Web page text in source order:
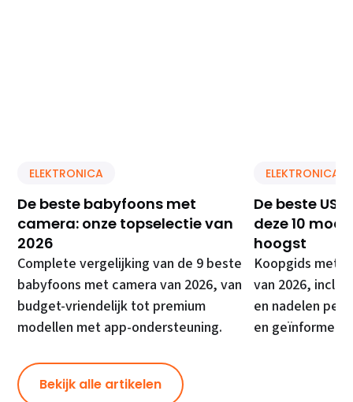
ELEKTRONICA
De beste babyfoons met
camera: onze topselectie van
2026
Complete vergelijking van de 9 beste
babyfoons met camera van 2026, van
budget-vriendelijk tot premium
modellen met app-ondersteuning.
ELEKTRONICA
De beste
deze 10
hoogst
Koopgids met
van 2026,
en nadelen per
en
Bekijk alle artikelen